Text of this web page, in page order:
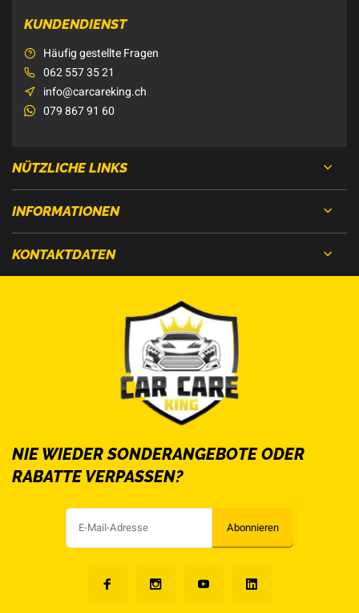
KUNDENDIENST
Häufig gestellte Fragen
062 557 35 21
info@carcareking.ch
079 867 91 60
NÜTZLICHE LINKS
INFORMATIONEN
KONTAKTDATEN
NIE WIEDER SONDERANGEBOTE ODER
RABATTE VERPASSEN?
Abonnieren